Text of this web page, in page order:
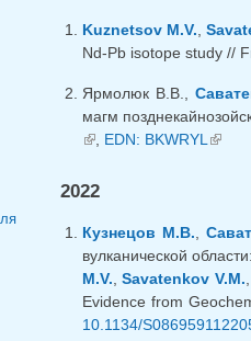
Kuznetsov M.V.
Nd-Pb isotope study //
Ярмолюк В.В.,
магм
(внешняя ссылка)
, EDN: BKWRYL
2022
Кузнецов М.В.,
вулканической
M.V.,Savatenkov V.M.,
Evidence from
10.1134/